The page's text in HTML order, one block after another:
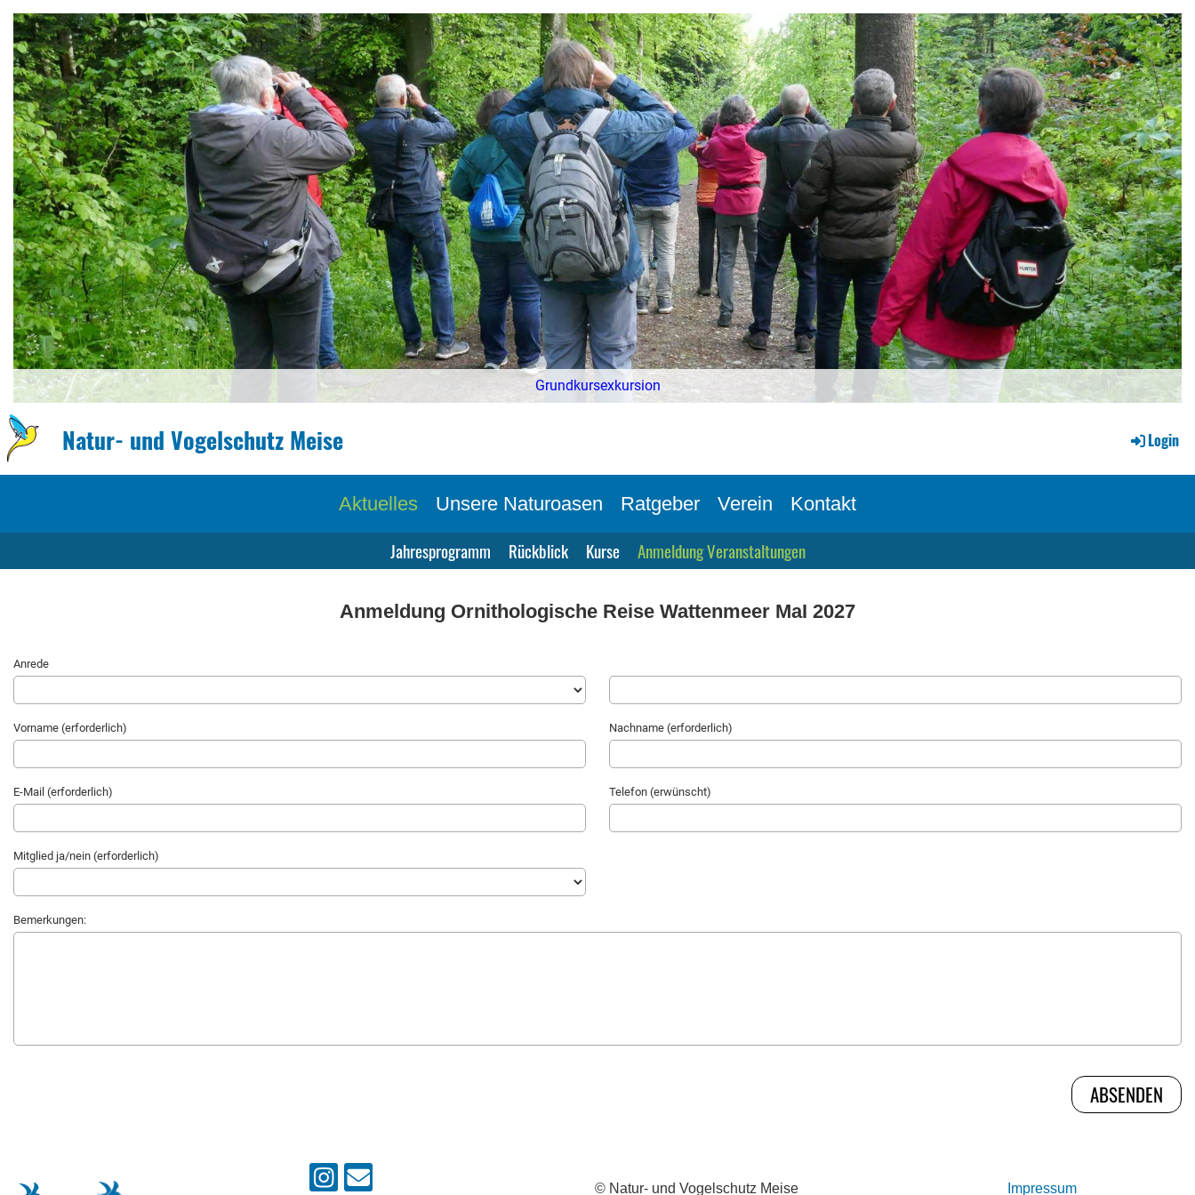
Grundkursexkursion
Natur- und Vogelschutz Meise Login
Aktuelles Unsere Naturoasen Ratgeber Verein Kontakt
Jahresprogramm Rückblick Kurse Anmeldung Veranstaltungen
Anmeldung Ornithologische Reise Wattenmeer MaI 2027
Anrede
Vorname (erforderlich) Nachname (erforderlich)
E-Mail (erforderlich) Telefon (erwünscht)
Mitglied ja/nein (erforderlich)
Bemerkungen:
© Natur- und Vogelschutz Meise Impressum